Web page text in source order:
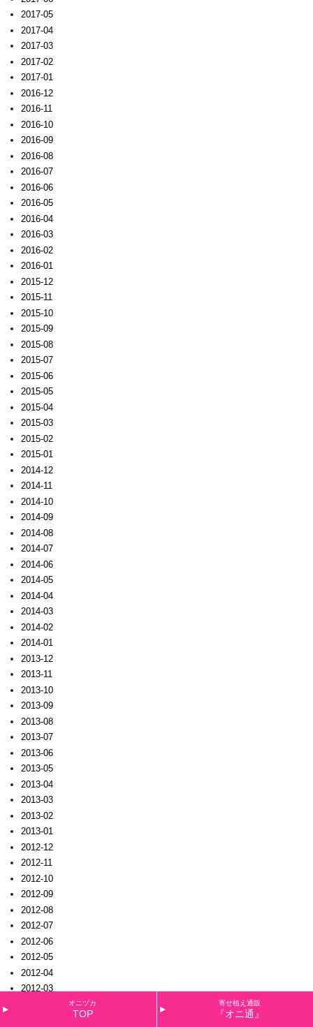
2017-05
2017-04
2017-03
2017-02
2017-01
2016-12
2016-11
2016-10
2016-09
2016-08
2016-07
2016-06
2016-05
2016-04
2016-03
2016-02
2016-01
2015-12
2015-11
2015-10
2015-09
2015-08
2015-07
2015-06
2015-05
2015-04
2015-03
2015-02
2015-01
2014-12
2014-11
2014-10
2014-09
2014-08
2014-07
2014-06
2014-05
2014-04
2014-03
2014-02
2014-01
2013-12
2013-11
2013-10
2013-09
2013-08
2013-07
2013-06
2013-05
2013-04
2013-03
2013-02
2013-01
2012-12
2012-11
2012-10
2012-09
2012-08
2012-07
2012-06
2012-05
2012-04
2012-03
オニヅカ
TOP
寄せ植え通販
『オニ通』